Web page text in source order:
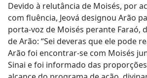
Devido à relutância de Moisés, por
com fluência, Jeová designou Arão
porta-voz de Moisés perante Faraó,
de Arão: “Sei deveras que ele pode
Arão foi encontrar-se com Moisés
Sinai e foi informado das proporções